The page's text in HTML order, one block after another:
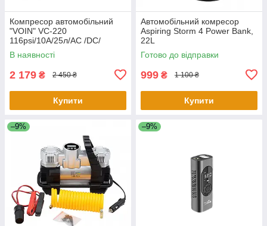
Компресор автомобільний
"VOIN" VC-220
116psi/10А/25л/AC /DC/
Автостоп
В наявності
2 179 ₴ 2 450 ₴
Купити
Автомобільний комресор
Aspiring Storm 4 Power Bank,
22L
Готово до відправки
999 ₴ 1 100 ₴
Купити
–9% –9%